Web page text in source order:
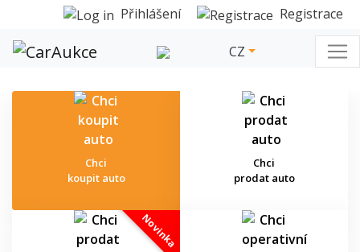
Přihlášení Registrace
CZ
Chci
koupit auto
Chci
prodat auto
Novinka